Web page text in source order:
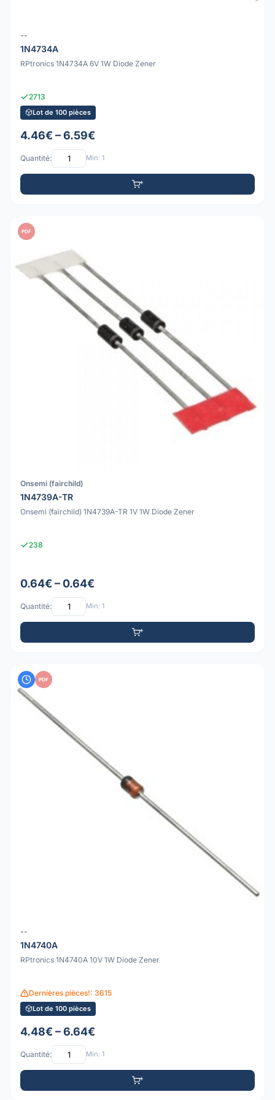
--
1N4734A
RPtronics 1N4734A 6V 1W Diode Zener
2713
Lot de 100 pièces
4.46€ – 6.59€
Quantité: Min: 1
PDF
Onsemi (fairchild)
1N4739A-TR
Onsemi (fairchild) 1N4739A-TR 1V 1W Diode Zener
238
0.64€ – 0.64€
Quantité: Min: 1
PDF
--
1N4740A
RPtronics 1N4740A 10V 1W Diode Zener
Dernières pièces!: 3615
Lot de 100 pièces
4.48€ – 6.64€
Quantité: Min: 1